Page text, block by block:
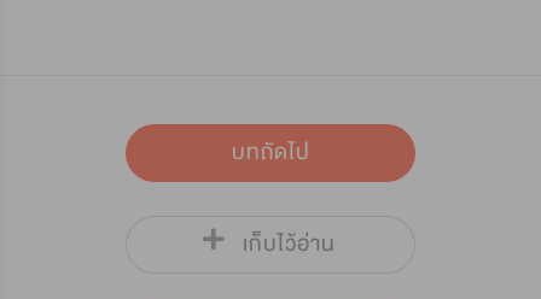
บทถัดไป
เก็บไว้อ่าน